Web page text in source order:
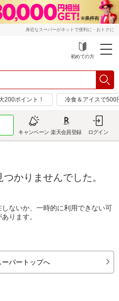
身近なスーパーがネットで便利に・おトクに
初めての方
200ポイント！ 冷食＆アイスで500
キャンペーン 楽天会員登録 ログイン
かりませんでした。
ないか、一時的に利用できない可
ります。
ーパートップへ